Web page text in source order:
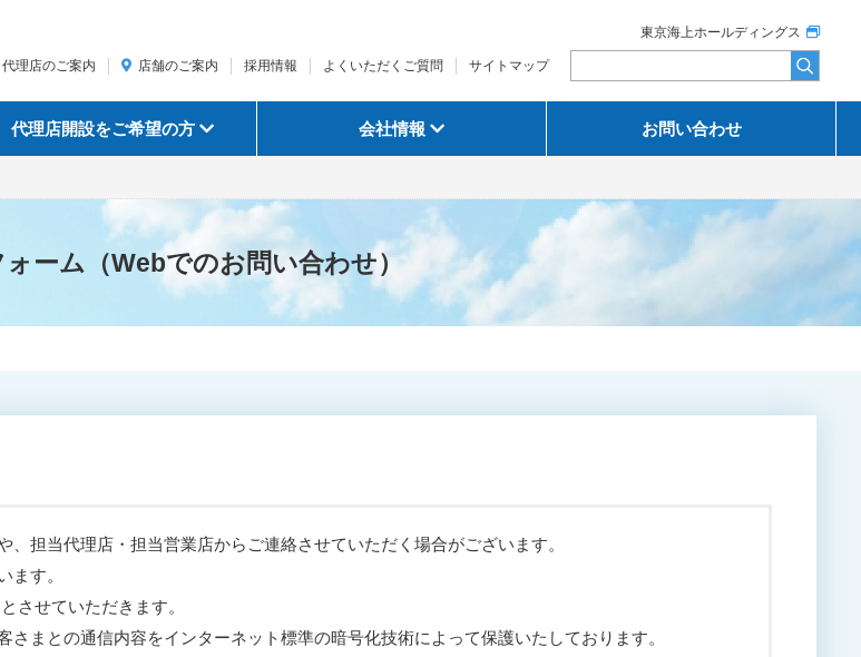
東京海上ホールディングス
代理店のご案内 店舗のご案内 採用情報 よくいただくご質問 サイトマップ
代理店開設をご希望の方 会社情報 お問い合わせ
ーム （Webでのお問い合わせ）
担当代理店・担当営業店からご連絡させていただく場合がございます。
ます。
させていただきます。
まとの通信内容をインターネット標準の暗号化技術によって保護いたしております。